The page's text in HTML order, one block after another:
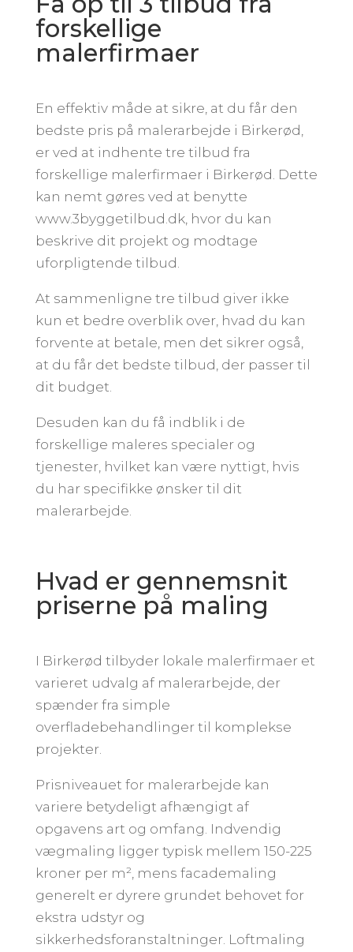
forskellige
malerfirmaer
En effektiv måde at sikre, at du får den
bedste pris på malerarbejde i Birkerød,
er ved at indhente tre tilbud fra
forskellige malerfirmaer i Birkerød. Dette
kan nemt gøres ved at benytte
www.3byggetilbud.dk, hvor du kan
beskrive dit projekt og modtage
uforpligtende tilbud.
At sammenligne tre tilbud giver ikke
kun et bedre overblik over, hvad du kan
forvente at betale, men det sikrer også,
at du får det bedste tilbud, der passer til
dit budget.
Desuden kan du få indblik i de
forskellige maleres specialer og
tjenester, hvilket kan være nyttigt, hvis
du har specifikke ønsker til dit
malerarbejde.
Hvad er gennemsnit
priserne på maling
I Birkerød tilbyder lokale malerfirmaer et
varieret udvalg af malerarbejde, der
spænder fra simple
overfladebehandlinger til komplekse
projekter.
Prisniveauet for malerarbejde kan
variere betydeligt afhængigt af
opgavens art og omfang. Indvendig
vægmaling ligger typisk mellem 150-225
kroner per m², mens facademaling
generelt er dyrere grundet behovet for
ekstra udstyr og
sikkerhedsforanstaltninger. Loftmaling